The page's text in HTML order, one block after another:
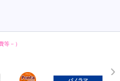
等－）
ポンタ
部屋